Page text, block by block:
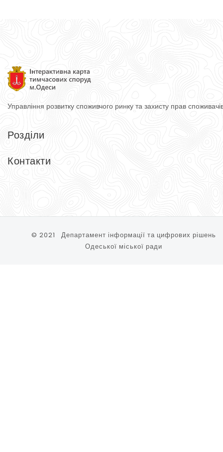
Управління розвитку споживчого ринку та захисту прав
Розділи
Головна
Довідник
Контакти
© 2021 Департамент інформації та цифрових рішень
Одеської міської ради